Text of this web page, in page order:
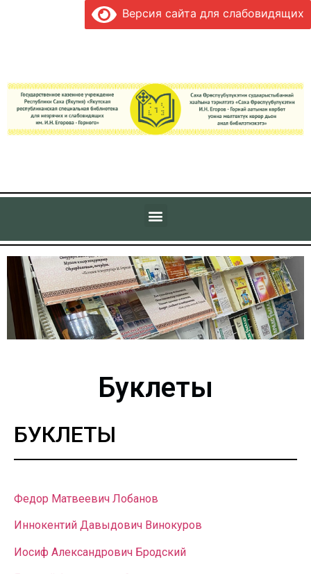
Версия сайта для слабовидящих
Буклеты
БУКЛЕТЫ
Федор Матвеевич Лобанов
Иннокентий Давыдович Винокуров
Иосиф Александрович Бродский